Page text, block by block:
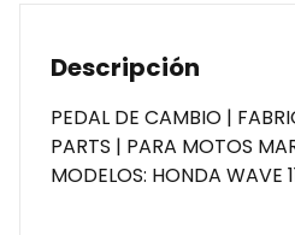
Descripción
PEDAL DE CAMBIO |
PARTS | PARA MOTOS
MODELOS: HONDA WAVE